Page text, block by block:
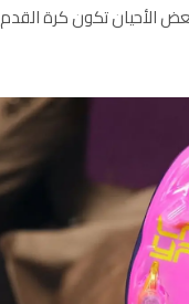
الأحيان تكون كرة القدم